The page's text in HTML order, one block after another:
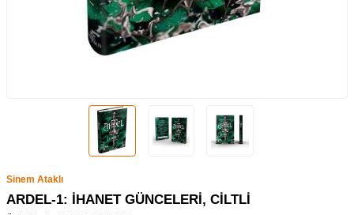
Sinem Ataklı
ARDEL-1: İHANET GÜNCELERİ, CİLTLİ